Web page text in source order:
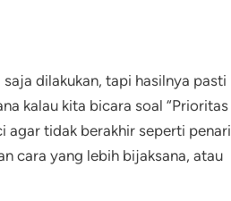
dilakukan, tapi hasilnya pasti
kalau kita bicara soal “Prioritas
agar tidak berakhir seperti penari
cara yang lebih bijaksana, atau